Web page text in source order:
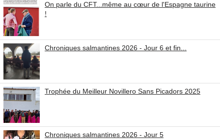
On parle du CFT...même au cœur de l'Espagne taurine
!
Chroniques salmantines 2026 - Jour 6 et fin...
Trophée du Meilleur Novillero Sans Picadors 2025
Chroniques salmantines 2026 - Jour 5